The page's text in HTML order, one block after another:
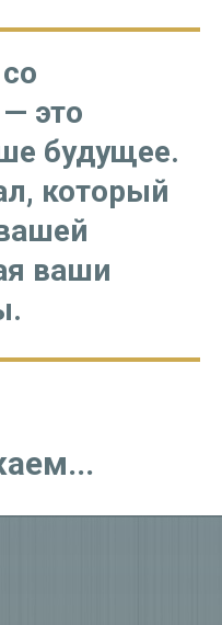
это
будущее.
который
ваши